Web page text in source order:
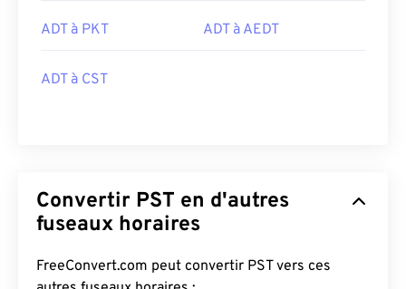
ADT à PKT ADT à AEDT
ADT à CST
Convertir PST en d'autres
fuseaux horaires
FreeConvert.com peut convertir PST vers ces